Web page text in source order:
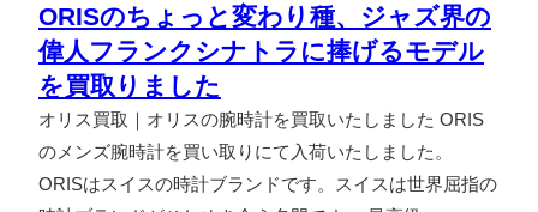
ORISのちょっと変わり種、ジャズ界の
偉人フランクシナトラに捧げるモデル
を買取りました
オリス買取｜オリスの腕時計を買取いたしました ORIS
のメンズ腕時計を買い取りにて入荷いたしました。
ORISはスイスの時計ブランドです。スイスは世界屈指の